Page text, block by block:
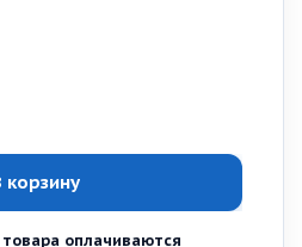
корзину
оплачиваются